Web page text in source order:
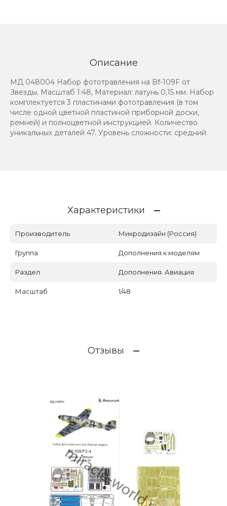
Описание
МД 048004 Набор фототравления на Bf-109F от
Звезды. Масштаб 1:48, Материал: латунь 0,15 мм. Набор
комплектуется 3 пластинами фототравления (в том
числе одной цветной пластиной приборной доски,
ремней) и полноцветной инструкцией. Количество
уникальных деталей 47. Уровень сложности: средний.
Характеристики
Производитель Микродизайн (Россия)
Группа Дополнения к моделям
Раздел Дополнения. Авиация
Масштаб 1/48
Отзывы